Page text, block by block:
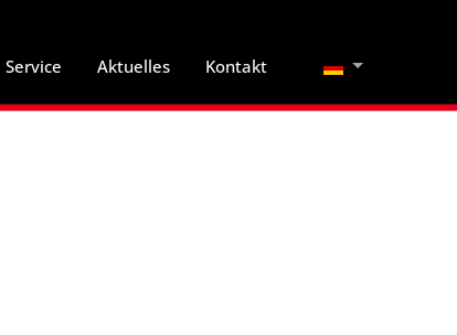
Service Aktuelles Kontakt Sprache